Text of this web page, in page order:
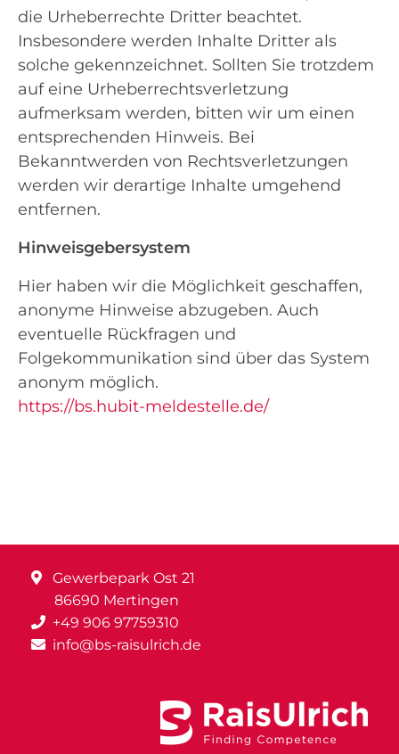
die Urheberrechte Dritter beachtet.
Insbesondere werden Inhalte Dritter als
solche gekennzeichnet. Sollten Sie trotzdem
auf eine Urheberrechtsverletzung
aufmerksam werden, bitten wir um einen
entsprechenden Hinweis. Bei
Bekanntwerden von Rechtsverletzungen
werden wir derartige Inhalte umgehend
entfernen.
Hinweisgebersystem
Hier haben wir die Möglichkeit geschaffen,
anonyme Hinweise abzugeben. Auch
eventuelle Rückfragen und
Folgekommunikation sind über das System
anonym möglich.
https://bs.hubit-meldestelle.de/
Gewerbepark Ost 21
86690 Mertingen
+49 906 97759310
info@bs-raisulrich.de